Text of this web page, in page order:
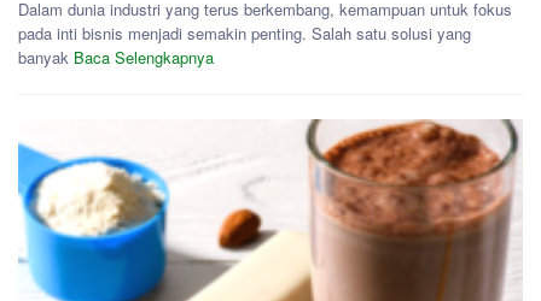
Dalam dunia industri yang terus berkembang, kemampuan untuk fokus
pada inti bisnis menjadi semakin penting. Salah satu solusi yang
banyak Baca Selengkapnya